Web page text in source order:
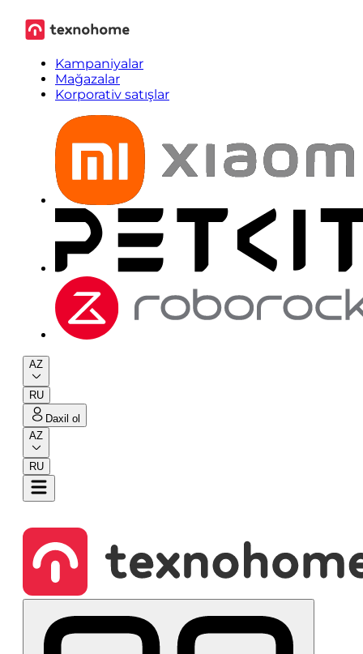
Kampaniyalar
Mağazalar
Korporativ satışlar
AZ
RU
Daxil ol
AZ
RU